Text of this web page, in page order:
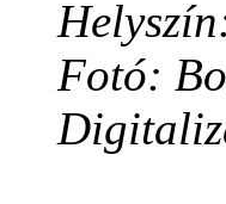
Fotó: